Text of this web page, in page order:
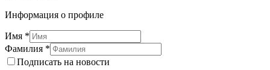
Информация о профиле
Имя *
Фамилия *
Подписать на новости